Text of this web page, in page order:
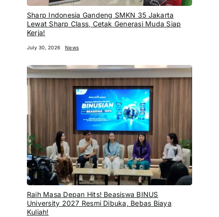
Sharp Indonesia Gandeng SMKN 35 Jakarta
Lewat Sharp Class, Cetak Generasi Muda Siap
Kerja!
July 30, 2026 News
Raih Masa Depan Hits! Beasiswa BINUS
University 2027 Resmi Dibuka, Bebas Biaya
Kuliah!